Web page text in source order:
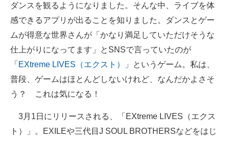
ちょっと気になるネットの話題
ダンスを観るようになりました。そんな中、ライブを体
感できるアプリが出ることを知りました。ダンスとゲー
ムが得意な世界さんが「かなり満足していただけそうな
仕上がりになってます」とSNSで言っていたのが
「 EXtreme LIVES（エクスト）
」というゲーム。私は、
普段、ゲームはほとんどしないけれど、なんだかよさそ
う？ これは気になる！
3月1日にリリースされる、「EXtreme LIVES（エクス
ト）」。EXILEや三代目J SOUL BROTHERSなどをはじ